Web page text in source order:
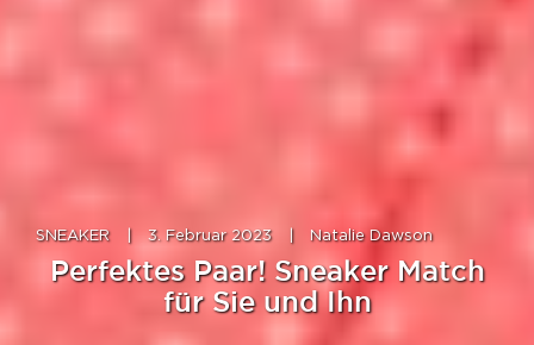
SNEAKER 3. Februar 2023 Natalie Dawson
Perfektes Paar! Sneaker Match
für Sie und Ihn